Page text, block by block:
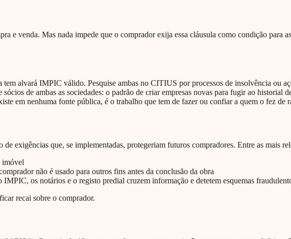
e venda. Mas nada impede que o comprador exija essa cláusula como condição para
alvará IMPIC válido. Pesquise ambas no CITIUS por processos de insolvência ou
de ambas as sociedades: o padrão de criar empresas novas para fugir ao historial
em nenhuma fonte pública, é o trabalho que tem de fazer ou confiar a quem o fez de
exigências que, se implementadas, protegeriam futuros compradores. Entre as mais
imóvel
não é usado para outros fins antes da conclusão da obra
IMPIC, os notários e o registo predial cruzem informação e detetem esquemas
recai sobre o comprador.